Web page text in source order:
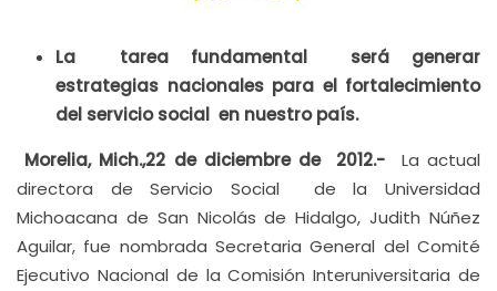
La tarea fundamental será generar
estrategias nacionales para el fortalecimiento
del servicio social en nuestro país.
Morelia, Mich.,22 de diciembre de 2012.- La actual
directora de Servicio Social de la Universidad
Michoacana de San Nicolás de Hidalgo, Judith Núñez
Aguilar, fue nombrada Secretaria General del Comité
Ejecutivo Nacional de la Comisión Interuniversitaria de